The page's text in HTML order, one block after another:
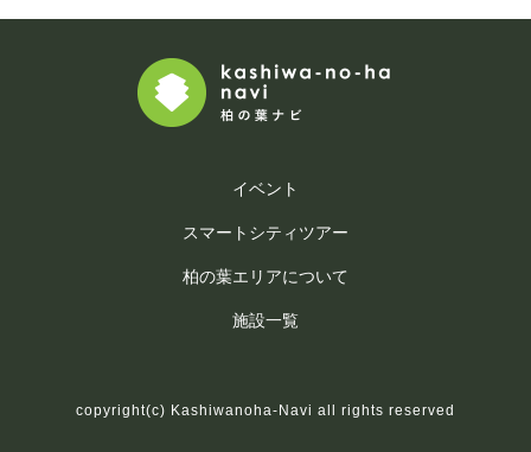
イベント
スマートシティツアー
柏の葉エリアについて
施設一覧
copyright(c) Kashiwanoha-Navi all rights reserved